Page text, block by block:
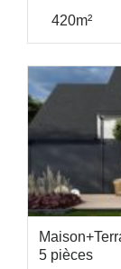
420m²
5 pièces